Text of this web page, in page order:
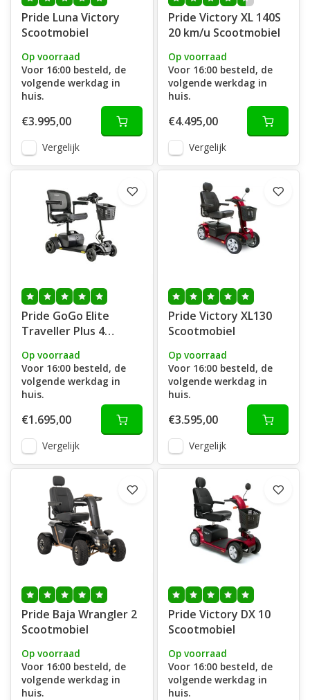
Pride Luna Victory
Scootmobiel
Op voorraad
Voor 16:00 besteld, de
volgende werkdag in
huis.
€3.995,00
Vergelijk
Pride Victory XL 140S
20 km/u Scootmobiel
Op voorraad
Voor 16:00 besteld, de
volgende werkdag in
huis.
€4.495,00
Vergelijk
Pride GoGo Elite
Traveller Plus 4
Op voorraad
Voor 16:00 besteld, de
volgende werkdag in
huis.
€1.695,00
Vergelijk
Pride Victory XL130
Scootmobiel
Op voorraad
Voor 16:00 besteld, de
volgende werkdag in
huis.
€3.595,00
Vergelijk
Pride Baja Wrangler 2
Scootmobiel
Op voorraad
Voor 16:00 besteld, de
volgende werkdag in
huis.
Pride Victory DX 10
Scootmobiel
Op voorraad
Voor 16:00 besteld, de
volgende werkdag in
huis.